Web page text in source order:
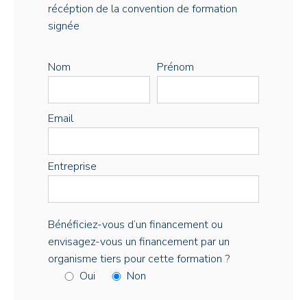
récéption de la convention de formation
signée
Nom Prénom
Email
Entreprise
Bénéficiez-vous d’un financement ou
envisagez-vous un financement par un
organisme tiers pour cette formation ?
Oui
Non